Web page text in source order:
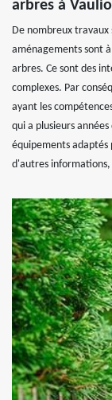
arbres à
De nombreux travaux
aménagements sont
arbres. Ce sont des
complexes. Par
ayant les
qui a plusieurs
équipements adaptés
d'autres